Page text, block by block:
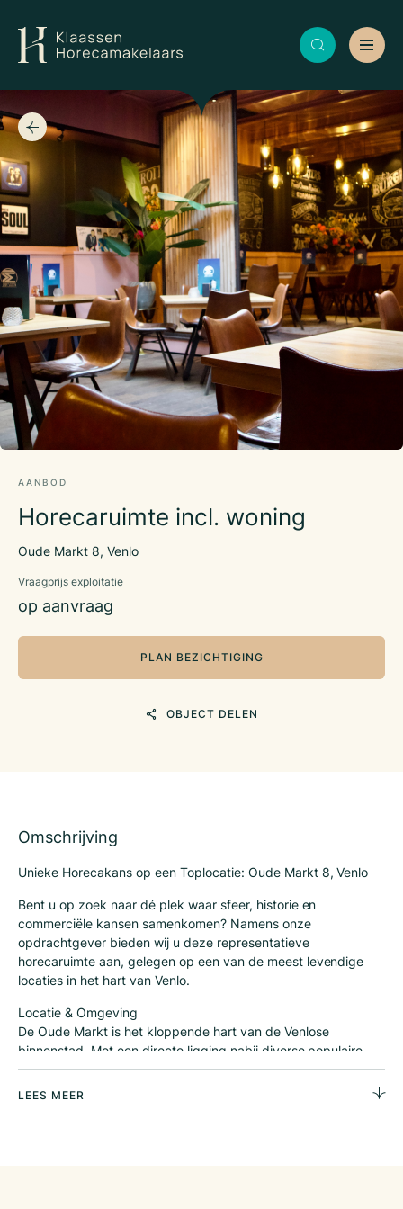
AANBOD
Horecaruimte incl. woning
Oude Markt 8, Venlo
Vraagprijs exploitatie
op aanvraag
PLAN BEZICHTIGING
OBJECT DELEN
Omschrijving
Unieke Horecakans op een Toplocatie: Oude Markt 8, Venlo
Bent u op zoek naar dé plek waar sfeer, historie en
commerciële kansen samenkomen? Namens onze
opdrachtgever bieden wij u deze representatieve
horecaruimte aan, gelegen op een van de meest levendige
locaties in het hart van Venlo.
Locatie & Omgeving
De Oude Markt is het kloppende hart van de Venlose
binnenstad. Met een directe ligging nabij diverse populaire
horecagelegenheden, boetieks en het gerenommeerde
Theaterhotel de Maaspoort, bent u hier verzekerd van een
LEES MEER